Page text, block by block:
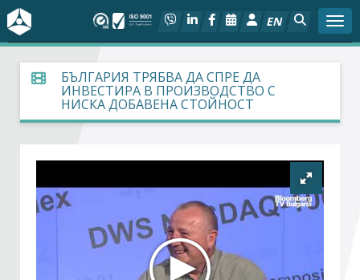
EN
За БСК
На фокус
Социален диалог
БЪЛГАРИЯ ТРЯБВА ДА СПРЕ ДА
ИНВЕСТИРА В ПРОИЗВОДСТВО С
НИСКА ДОБАВЕНА СТОЙНОСТ